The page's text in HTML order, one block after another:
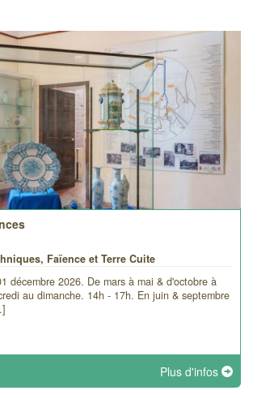
Faïence et Terre Cuite
décembre 2026. De mars à mai & d'octobre à
au dimanche. 14h - 17h. En juin & septembre
Plus d'infos